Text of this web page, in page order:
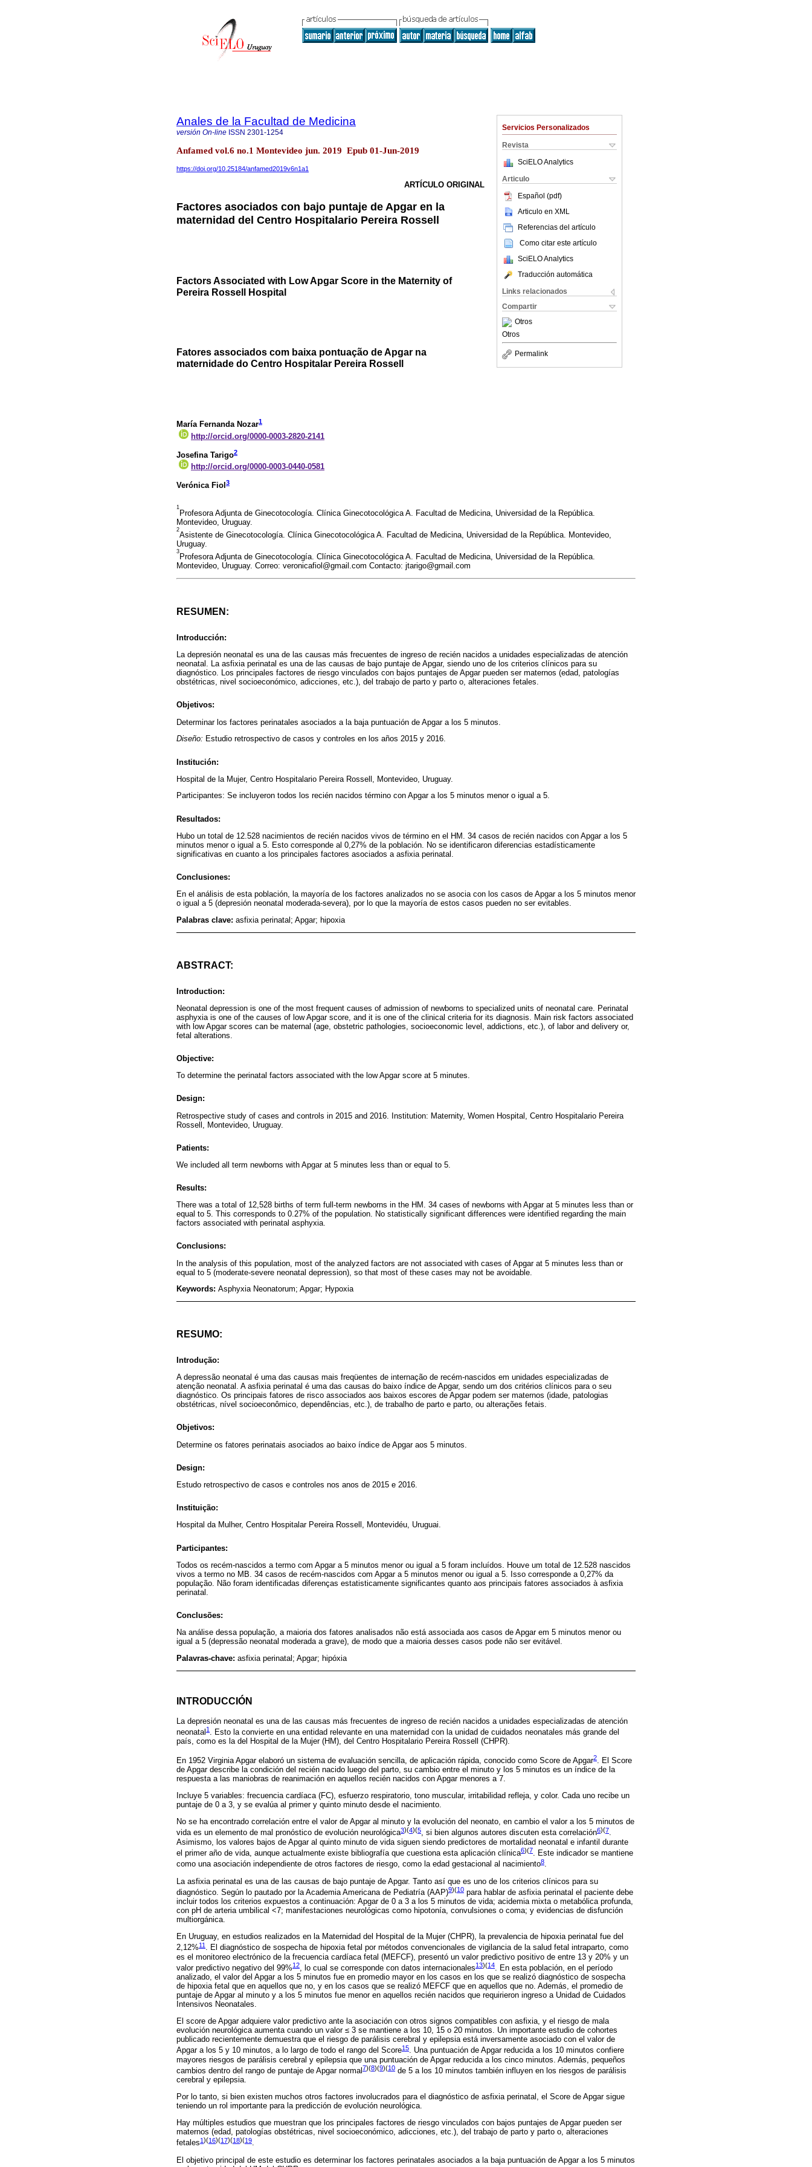
Servicios Personalizados
Revista
SciELO Analytics
Articulo
Español (pdf)
Articulo en XML
Referencias del artículo
Como citar este artículo
SciELO Analytics
Traducción automática
Links relacionados
Compartir
Otros
Otros
Permalink
Anales de la Facultad de Medicina
versión On-line ISSN 2301-1254
Anfamed vol.6 no.1 Montevideo jun. 2019 Epub 01-Jun-2019
https://doi.org/10.25184/anfamed2019v6n1a1
ARTÍCULO ORIGINAL
Factores asociados con bajo puntaje de Apgar en la
maternidad del Centro Hospitalario Pereira Rossell
Factors Associated with Low Apgar Score in the Maternity of
Pereira Rossell Hospital
Fatores associados com baixa pontuação de Apgar na
maternidade do Centro Hospitalar Pereira Rossell
María Fernanda Nozar1
http://orcid.org/0000-0003-2820-2141
Josefina Tarigo2
http://orcid.org/0000-0003-0440-0581
Verónica Fiol 3
1
Profesora Adjunta de Ginecotocología. Clínica Ginecotocológica A. Facultad de Medicina, Universidad de la República.
Montevideo, Uruguay.
2
Asistente de Ginecotocología. Clínica Ginecotocológica A. Facultad de Medicina, Universidad de la República. Montevideo,
Uruguay.
3
Profesora Adjunta de Ginecotocología. Clínica Ginecotocológica A. Facultad de Medicina, Universidad de la República.
Montevideo, Uruguay. Correo: veronicafiol@gmail.com Contacto: jtarigo@gmail.com
RESUMEN:
Introducción:
La depresión neonatal es una de las causas más frecuentes de ingreso de recién nacidos a unidades especializadas de atención
neonatal. La asfixia perinatal es una de las causas de bajo puntaje de Apgar, siendo uno de los criterios clínicos para su
diagnóstico. Los principales factores de riesgo vinculados con bajos puntajes de Apgar pueden ser maternos (edad, patologías
obstétricas, nivel socioeconómico, adicciones, etc.), del trabajo de parto y parto o, alteraciones fetales.
Objetivos:
Determinar los factores perinatales asociados a la baja puntuación de Apgar a los 5 minutos.
Diseño: Estudio retrospectivo de casos y controles en los años 2015 y 2016.
Institución:
Hospital de la Mujer, Centro Hospitalario Pereira Rossell, Montevideo, Uruguay.
Participantes: Se incluyeron todos los recién nacidos término con Apgar a los 5 minutos menor o igual a 5.
Resultados:
Hubo un total de 12.528 nacimientos de recién nacidos vivos de término en el HM. 34 casos de recién nacidos con Apgar a los 5
minutos menor o igual a 5. Esto corresponde al 0,27% de la población. No se identificaron diferencias estadísticamente
significativas en cuanto a los principales factores asociados a asfixia perinatal.
Conclusiones:
En el análisis de esta población, la mayoría de los factores analizados no se asocia con los casos de Apgar a los 5 minutos menor
o igual a 5 (depresión neonatal moderada-severa), por lo que la mayoría de estos casos pueden no ser evitables.
Palabras clave: asfixia perinatal; Apgar; hipoxia
ABSTRACT:
Introduction:
Neonatal depression is one of the most frequent causes of admission of newborns to specialized units of neonatal care. Perinatal
asphyxia is one of the causes of low Apgar score, and it is one of the clinical criteria for its diagnosis. Main risk factors associated
with low Apgar scores can be maternal (age, obstetric pathologies, socioeconomic level, addictions, etc.), of labor and delivery or,
fetal alterations.
Objective:
To determine the perinatal factors associated with the low Apgar score at 5 minutes.
Design:
Retrospective study of cases and controls in 2015 and 2016. Institution: Maternity, Women Hospital, Centro Hospitalario Pereira
Rossell, Montevideo, Uruguay.
Patients:
We included all term newborns with Apgar at 5 minutes less than or equal to 5.
Results:
There was a total of 12,528 births of term full-term newborns in the HM. 34 cases of newborns with Apgar at 5 minutes less than or
equal to 5. This corresponds to 0.27% of the population. No statistically significant differences were identified regarding the main
factors associated with perinatal asphyxia.
Conclusions:
In the analysis of this population, most of the analyzed factors are not associated with cases of Apgar at 5 minutes less than or
equal to 5 (moderate-severe neonatal depression), so that most of these cases may not be avoidable.
Keywords: Asphyxia Neonatorum; Apgar; Hypoxia
RESUMO:
Introdução:
A depressão neonatal é uma das causas mais freqüentes de internação de recém-nascidos em unidades especializadas de
atenção neonatal. A asfixia perinatal é uma das causas do baixo índice de Apgar, sendo um dos critérios clínicos para o seu
diagnóstico. Os principais fatores de risco associados aos baixos escores de Apgar podem ser maternos (idade, patologias
obstétricas, nível socioeconômico, dependências, etc.), de trabalho de parto e parto, ou alterações fetais.
Objetivos:
Determine os fatores perinatais asociados ao baixo índice de Apgar aos 5 minutos.
Design:
Estudo retrospectivo de casos e controles nos anos de 2015 e 2016.
Instituição:
Hospital da Mulher, Centro Hospitalar Pereira Rossell, Montevidéu, Uruguai.
Participantes:
Todos os recém-nascidos a termo com Apgar a 5 minutos menor ou igual a 5 foram incluídos. Houve um total de 12.528 nascidos
vivos a termo no MB. 34 casos de recém-nascidos com Apgar a 5 minutos menor ou igual a 5. Isso corresponde a 0,27% da
população. Não foram identificadas diferenças estatisticamente significantes quanto aos principais fatores associados à asfixia
perinatal.
Conclusões:
Na análise dessa população, a maioria dos fatores analisados não está associada aos casos de Apgar em 5 minutos menor ou
igual a 5 (depressão neonatal moderada a grave), de modo que a maioria desses casos pode não ser evitável.
Palavras-chave: asfixia perinatal; Apgar; hipóxia
INTRODUCCIÓN
La depresión neonatal es una de las causas más frecuentes de ingreso de recién nacidos a unidades especializadas de atención
neonatal 1 . Esto la convierte en una entidad relevante en una maternidad con la unidad de cuidados neonatales más grande del
país, como es la del Hospital de la Mujer (HM), del Centro Hospitalario Pereira Rossell (CHPR).
En 1952 Virginia Apgar elaboró un sistema de evaluación sencilla, de aplicación rápida, conocido como Score de Apgar2
. El Score
de Apgar describe la condición del recién nacido luego del parto, su cambio entre el minuto y los 5 minutos es un índice de la
respuesta a las maniobras de reanimación en aquellos recién nacidos con Apgar menores a 7.
Incluye 5 variables: frecuencia cardíaca (FC), esfuerzo respiratorio, tono muscular, irritabilidad refleja, y color. Cada uno recibe un
puntaje de 0 a 3, y se evalúa al primer y quinto minuto desde el nacimiento.
No se ha encontrado correlación entre el valor de Apgar al minuto y la evolución del neonato, en cambio el valor a los 5 minutos de
vida es un elemento de mal pronóstico de evolución neurológica3)(4)(5, si bien algunos autores discuten esta correlación6)(7.
Asimismo, los valores bajos de Apgar al quinto minuto de vida siguen siendo predictores de mortalidad neonatal e infantil durante
el primer año de vida, aunque actualmente existe bibliografía que cuestiona esta aplicación clínica6)(7. Este indicador se mantiene
como una asociación independiente de otros factores de riesgo, como la edad gestacional al nacimiento8.
La asfixia perinatal es una de las causas de bajo puntaje de Apgar. Tanto así que es uno de los criterios clínicos para su
diagnóstico. Según lo pautado por la Academia Americana de Pediatría (AAP)9)(10 para hablar de asfixia perinatal el paciente debe
incluir todos los criterios expuestos a continuación: Apgar de 0 a 3 a los 5 minutos de vida; acidemia mixta o metabólica profunda,
con pH de arteria umbilical <7; manifestaciones neurológicas como hipotonía, convulsiones o coma; y evidencias de disfunción
multiorgánica.
En Uruguay, en estudios realizados en la Maternidad del Hospital de la Mujer (CHPR), la prevalencia de hipoxia perinatal fue del
2,12%11 . El diagnóstico de sospecha de hipoxia fetal por métodos convencionales de vigilancia de la salud fetal intraparto, como
es el monitoreo electrónico de la frecuencia cardíaca fetal (MEFCF), presentó un valor predictivo positivo de entre 13 y 20% y un
valor predictivo negativo del 99%12, lo cual se corresponde con datos internacionales13)(14. En esta población, en el período
analizado, el valor del Apgar a los 5 minutos fue en promedio mayor en los casos en los que se realizó diagnóstico de sospecha
de hipoxia fetal que en aquellos que no, y en los casos que se realizó MEFCF que en aquellos que no. Además, el promedio de
puntaje de Apgar al minuto y a los 5 minutos fue menor en aquellos recién nacidos que requirieron ingreso a Unidad de Cuidados
Intensivos Neonatales.
El score de Apgar adquiere valor predictivo ante la asociación con otros signos compatibles con asfixia, y el riesgo de mala
evolución neurológica aumenta cuando un valor ≤ 3 se mantiene a los 10, 15 o 20 minutos. Un importante estudio de cohortes
publicado recientemente demuestra que el riesgo de parálisis cerebral y epilepsia está inversamente asociado con el valor de
Apgar a los 5 y 10 minutos, a lo largo de todo el rango del Score15. Una puntuación de Apgar reducida a los 10 minutos confiere
mayores riesgos de parálisis cerebral y epilepsia que una puntuación de Apgar reducida a los cinco minutos. Además, pequeños
cambios dentro del rango de puntaje de Apgar normal7)(8)(9)(10 de 5 a los 10 minutos también influyen en los riesgos de parálisis
cerebral y epilepsia.
Por lo tanto, si bien existen muchos otros factores involucrados para el diagnóstico de asfixia perinatal, el Score de Apgar sigue
teniendo un rol importante para la predicción de evolución neurológica.
Hay múltiples estudios que muestran que los principales factores de riesgo vinculados con bajos puntajes de Apgar pueden ser
maternos (edad, patologías obstétricas, nivel socioeconómico, adicciones, etc.), del trabajo de parto y parto o, alteraciones
fetales1)(16)(17)(18)(19.
El objetivo principal de este estudio es determinar los factores perinatales asociados a la baja puntuación de Apgar a los 5 minutos